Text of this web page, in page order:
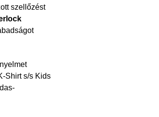
szellőzést
Shirt s/s Kids